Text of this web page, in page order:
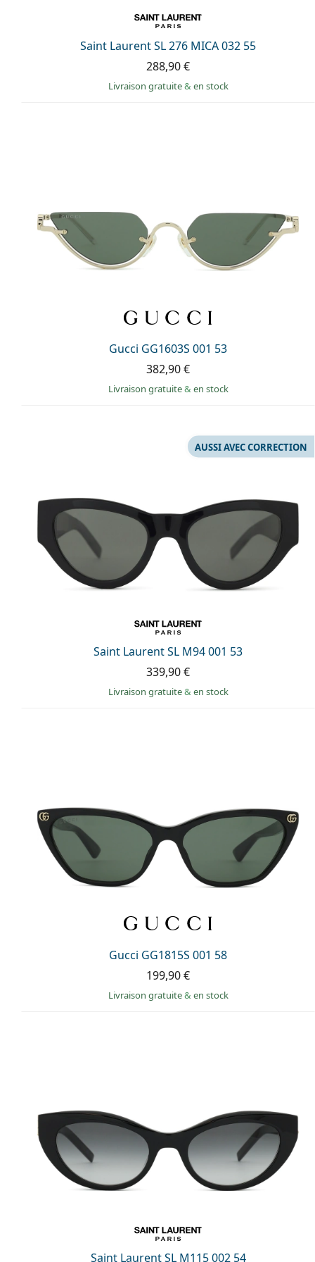
Saint Laurent SL 276 MICA 032 55
288,90 €
Livraison gratuite& en stock
Gucci GG1603S 001 53
382,90 €
Livraison gratuite& en stock
Saint Laurent SL M94 001 53
AUSSI AVEC CORRECTION
339,90 €
Livraison gratuite& en stock
Gucci GG1815S 001 58
199,90 €
Livraison gratuite& en stock
Saint Laurent SL M115 002 54